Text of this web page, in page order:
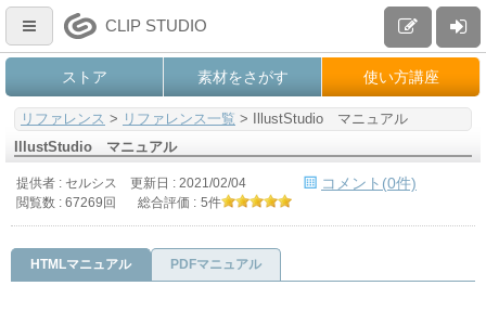
CLIP STUDIO
ストア 素材をさがす 使い方講座
リファレンス > リファレンス一覧 >
IllustStudio マニュアル
IllustStudio マニュアル
提供者 : セルシス 更新日 : 2021/02/04
閲覧数 : 67269回
総合評価 : 5件
コメント(0件)
HTMLマニュアル PDFマニュアル